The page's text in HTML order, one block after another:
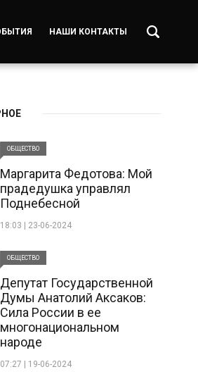
НАШИ КОНТАКТЫ
ОБЩЕСТВО
Маргарита Федотова: Мой
прадедушка управлял
Поднебесной
18:03 | 23-06-2024
ОБЩЕСТВО
Депутат Государственной
Думы Анатолий Аксаков:
Сила России в ее
многонациональном
народе
07:27 | 19-06-2024